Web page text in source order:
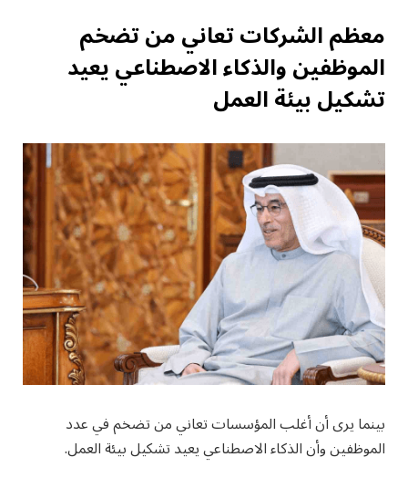
معظم الشركات تعاني من تضخم
الموظفين والذكاء الاصطناعي يعيد
تشكيل بيئة العمل
بينما يرى أن أغلب المؤسسات تعاني من تضخم في عدد
الموظفين وأن الذكاء الاصطناعي يعيد تشكيل بيئة العمل.